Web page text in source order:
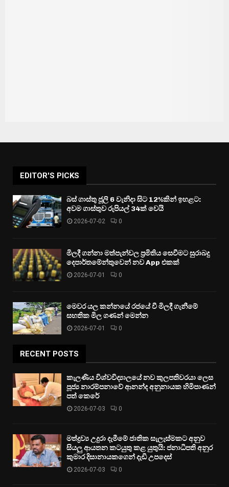
EDITOR'S PICKS
බස් ගාස්තු ජූලි 6 වැනිදා සිට 12%කින් ඉහළට:
අවම ගාස්තුව රුපියල් 34ක් වෙයි
2026-07-02 0
මිලදී ගන්නා මත්පැන්වල ප්‍රමිතිය සෙවීමට සුරාබදු
දෙපාර්තමේන්තුවෙන් නව App එකක්
2026-07-01 0
මෙවර යල කන්නයේ රජයේ වී මිලදී ගැනීමේ
සහතික මිල ගණන් මෙන්න
2026-07-01 0
RECENT POSTS
කැලණිය විශ්වවිද්‍යාලයේ නව කුලපතිවරයා ලෙස
පූජ්‍ය නාරම්පනාවේ ආනන්ද අනුනායක හිමිපාණන්
පත් කෙරේ
2026-07-03 0
මත්ද්‍රව්‍ය උදුරා දැමීමේ ජාතික සැලැස්මකට අනුව
සියලු ආයතන කටයුතු කළ යුතුයි: ජනාධිපති අනුර
කුමාර දිසානායකගෙන් දැඩි උපදෙස්
2026-07-03 0